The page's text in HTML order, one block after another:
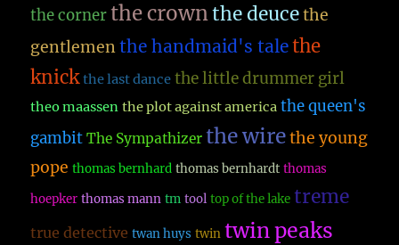
the corner the crownthe deuce the
gentlemen the handmaid's talethe
knick the last dance the little drummer girl
theo maassen the plot against america the queen's
gambit The Sympathizer the wire the young
pope thomas bernhard thomas bernhardt thomas
hoepker thomas mann tm tool top of the lake treme
true detective twan huys twin twin peaks